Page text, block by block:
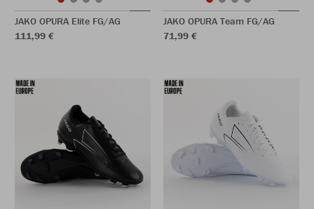
JAKO OPURA Elite FG/AG
111,99 €
JAKO OPURA Team FG/AG
71,99 €